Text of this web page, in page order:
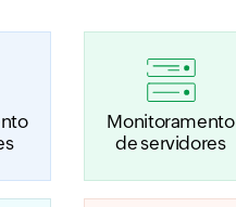
Monitoramento
de servidores